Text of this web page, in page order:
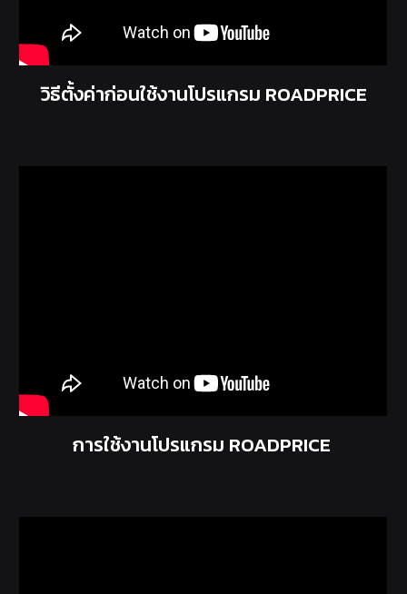
วิธีตั้งค่าก่อนใช้งานโปรแกรม ROADPRICE
การใช้งานโปรแกรม ROADPRICE